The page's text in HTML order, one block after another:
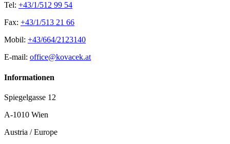
Tel: +43/1/512 99 54
Fax: +43/1/513 21 66
Mobil: +43/664/2123140
E-mail: office@kovacek.at
Informationen
Spiegelgasse 12
A-1010 Wien
Austria / Europe